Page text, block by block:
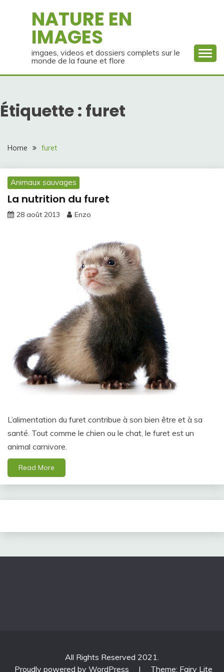
NATURE EN
IMAGES
imgaes, videos et dossiers complets sur le
monde de la faune et flore
Étiquette : furet
Home furet
Animaux sauvages
La nutrition du furet
28 août 2013 Enzo
L’alimentation du furet contribue à son bien être et à sa
santé. Tout comme le chien ou le chat, le furet est un
animal carnivore.
Read More
All Rights Reserved 2021.
Proudly powered by WordPress
| Theme: Fairy Lite